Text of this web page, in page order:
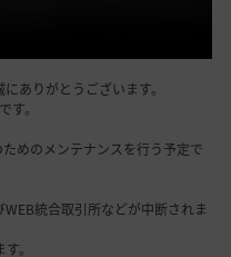
ありがとうございます。
。
めのメンテナンスを行う予定で
統合取引所などが中断されま
。